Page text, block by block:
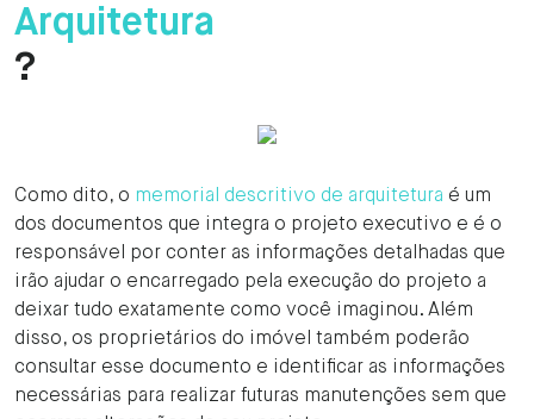
Arquitetura
?
Como dito, o memorial descritivo de arquitetura é um
dos documentos que integra o projeto executivo e é o
responsável por conter as informações detalhadas que
irão ajudar o encarregado pela execução do projeto a
deixar tudo exatamente como você imaginou. Além
disso, os proprietários do imóvel também poderão
consultar esse documento e identificar as informações
necessárias para realizar futuras manutenções sem que